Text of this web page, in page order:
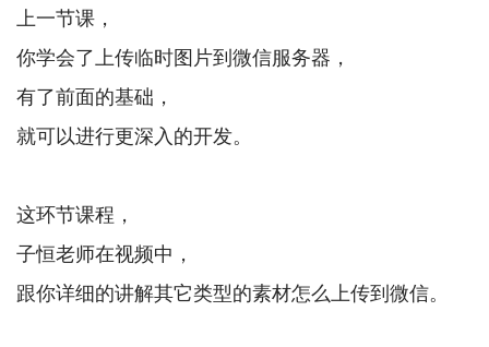
上一节课，
你学会了上传临时图片到微信服务器，
有了前面的基础，
就可以进行更深入的开发。
这环节课程，
子恒老师在视频中，
跟你详细的讲解其它类型的素材怎么上传到微信。